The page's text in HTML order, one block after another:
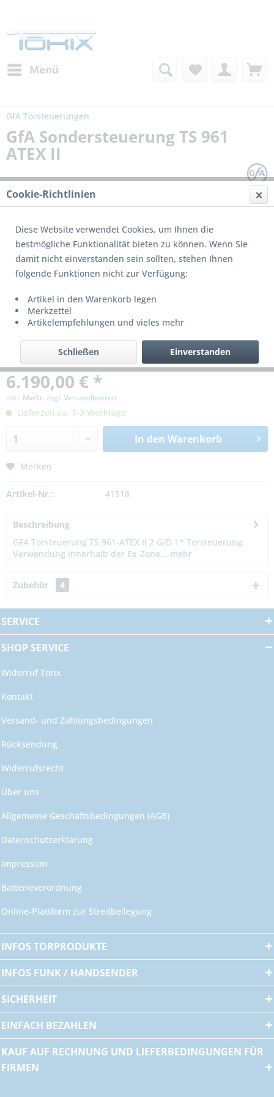
Menü
GfA Torsteuerungen
GfA Sondersteuerung TS 961
ATEX II
6.190,00 € *
inkl. MwSt. zzgl. Versandkosten
Lieferzeit ca. 1-3 Werktage
In den Warenkorb
Merken
Artikel-Nr.: 41518
Beschreibung
GFA Torsteuerung TS 961-ATEX II 2 G/D 1* Torsteuerung:
Verwendung innerhalb der Ex-Zone... mehr
Zubehör 4
SERVICE
SHOP SERVICE
Widerruf Torix
Kontakt
Versand- und Zahlungsbedingungen
Rücksendung
Widerrufsrecht
Über uns
Allgemeine Geschäftsbedingungen (AGB)
Datenschutzerklärung
Impressum
Batterieverordnung
Online-Plattform zur Streitbeilegung
INFOS TORPRODUKTE
INFOS FUNK / HANDSENDER
SICHERHEIT
EINFACH BEZAHLEN
KAUF AUF RECHNUNG UND LIEFERBEDINGUNGEN FÜR
FIRMEN
Cookie-Richtlinien
Diese Website verwendet Cookies, um Ihnen die
bestmögliche Funktionalität bieten zu können. Wenn Sie
damit nicht einverstanden sein sollten, stehen Ihnen
folgende Funktionen nicht zur Verfügung:
Artikel in den Warenkorb legen
Merkzettel
Artikelempfehlungen und vieles mehr
Einverstanden
Schließen